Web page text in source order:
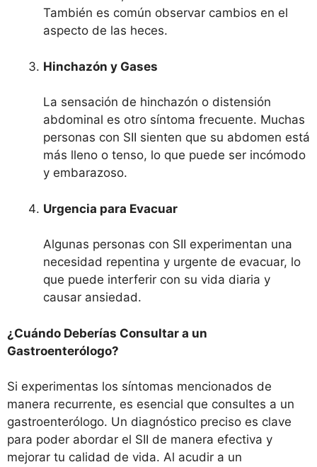
También es común observar cambios en el
aspecto de las heces.
Hinchazón y Gases
La sensación de hinchazón o distensión
abdominal es otro síntoma frecuente. Muchas
personas con SII sienten que su abdomen está
más lleno o tenso, lo que puede ser incómodo
y embarazoso.
Urgencia para Evacuar
Algunas personas con SII experimentan una
necesidad repentina y urgente de evacuar, lo
que puede interferir con su vida diaria y
causar ansiedad.
¿Cuándo Deberías Consultar a un
Gastroenterólogo?
Si experimentas los síntomas mencionados de
manera recurrente, es esencial que consultes a un
gastroenterólogo. Un diagnóstico preciso es clave
para poder abordar el SII de manera efectiva y
mejorar tu calidad de vida. Al acudir a un